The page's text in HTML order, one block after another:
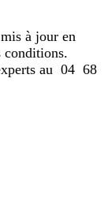
à jour en
conditions.
au 04 68